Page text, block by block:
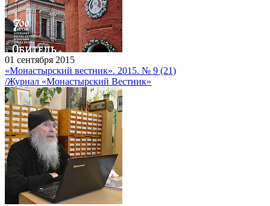
01 сентября 2015
«Монастырский вестник». 2015. № 9 (21)
/Журнал «Монастырский Вестник»